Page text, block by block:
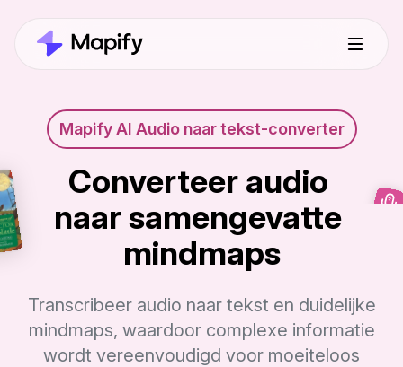
Mapify AI Audio naar tekst-converter
Converteer audio
naar samengevatte
mindmaps
Transcribeer audio naar tekst en duidelijke
mindmaps, waardoor complexe informatie
wordt vereenvoudigd voor moeiteloos